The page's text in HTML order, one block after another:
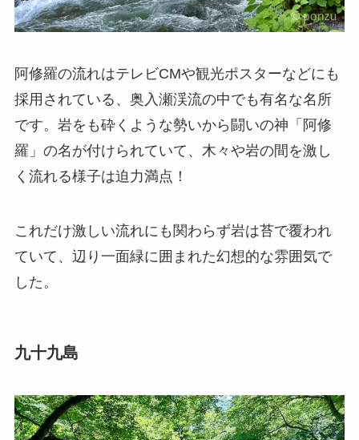
阿修羅の流れはテレビCMや観光ポスターなどにも
採用されている、奥入瀬渓流の中でも有名な名所
です。岩をも砕くような勢いから闘いの神「阿修
羅」の名が付けられていて、木々や岩の間を激し
く流れる様子は迫力満点！
これだけ激しい流れにも関わらず岩は苔で覆われ
ていて、辺り一面緑に囲まれた幻想的な雰囲気で
した。
九十九島